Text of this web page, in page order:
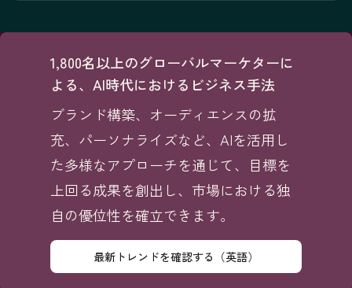
1,800名以上のグローバルマーケターに
よる、AI時代におけるビジネス手法
ブランド構築、オーディエンスの拡
充、パーソナライズなど、AIを活用し
た多様なアプローチを通じて、目標を
上回る成果を創出し、市場における独
自の優位性を確立できます。
最新トレンドを確認する（英語）